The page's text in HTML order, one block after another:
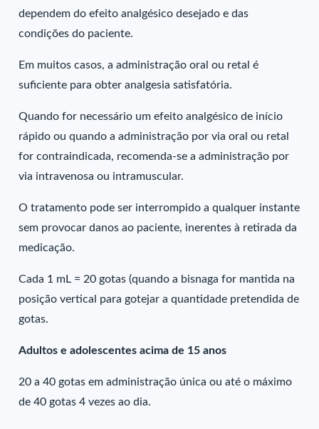
dependem do efeito analgésico desejado e das
condições do paciente.
Em muitos casos, a administração oral ou retal é
suficiente para obter analgesia satisfatória.
Quando for necessário um efeito analgésico de início
rápido ou quando a administração por via oral ou retal
for contraindicada, recomenda-se a administração por
via intravenosa ou intramuscular.
O tratamento pode ser interrompido a qualquer instante
sem provocar danos ao paciente, inerentes à retirada da
medicação.
Cada 1 mL = 20 gotas (quando a bisnaga for mantida na
posição vertical para gotejar a quantidade pretendida de
gotas.
Adultos e adolescentes acima de 15 anos
20 a 40 gotas em administração única ou até o máximo
de 40 gotas 4 vezes ao dia.